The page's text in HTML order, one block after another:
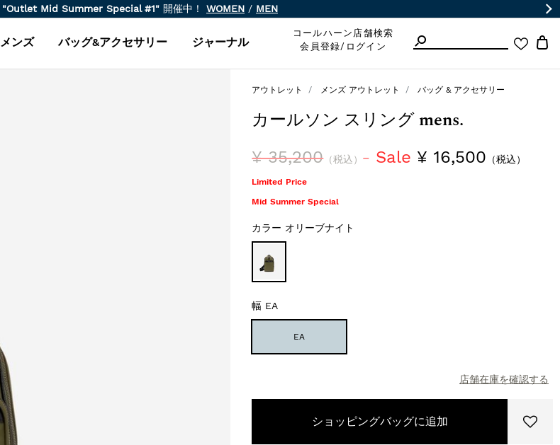
"Outlet Mid Summer Special #1" 開催中！ WOMEN / MEN
メンズ バッグ&アクセサリー ジャーナル
コールハーン店舗検索
会員登録/ログイン
アウトレット メンズ アウトレット バッグ & アクセサリー
カールソン スリング mens.
¥ 35,200（税込） Sale ¥ 16,500 （税込）
Limited Price
Mid Summer Special
カラー オリーブナイト
幅 EA
EA
店舗在庫を確認する
ショッピングバッグに追加